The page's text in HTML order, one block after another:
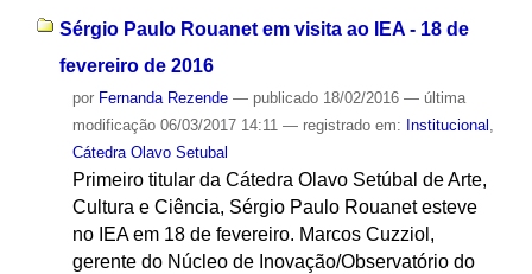
Sérgio Paulo Rouanet em visita ao IEA - 18 de
fevereiro de 2016
por Fernanda Rezende — publicado18/02/2016 — última
modificação06/03/2017 14:11 — registrado em: Institucional ,
Cátedra Olavo Setubal
Primeiro titular da Cátedra Olavo Setúbal de Arte,
Cultura e Ciência, Sérgio Paulo Rouanet esteve
no IEA em 18 de fevereiro. Marcos Cuzziol,
gerente do Núcleo de Inovação/Observatório do